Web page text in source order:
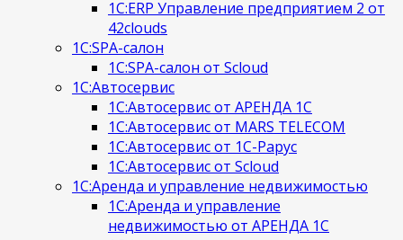
1С:ERP Управление предприятием 2 от
42clouds
1С:SPA-салон
1С:SPA-салон от Scloud
1С:Автосервис
1С:Автосервис от АРЕНДА 1С
1С:Автосервис от MARS TELECOM
1С:Автосервис от 1С-Рарус
1С:Автосервис от Scloud
1С:Аренда и управление недвижимостью
1С:Аренда и управление
недвижимостью от АРЕНДА 1С